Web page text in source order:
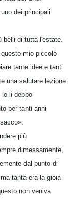
dei principali
di tutta l'estate.
mio piccolo
tante idee e tanti
una salutare lezione
li debbo
per tanti anni
più
dimessamente,
dal punto di
tanta era la gioia
non veniva